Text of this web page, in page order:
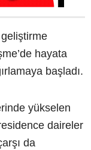
hayata
başladı.
yükselen
daireler
da